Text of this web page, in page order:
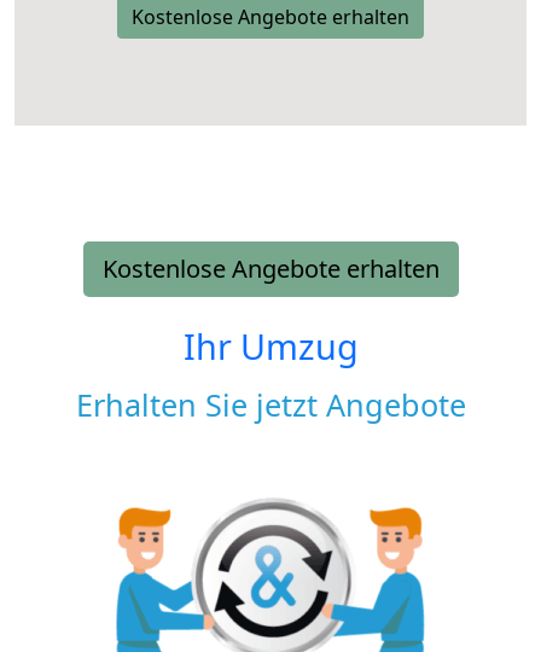
Kostenlose Angebote erhalten
Kostenlose Angebote erhalten
Ihr Umzug
Erhalten Sie jetzt Angebote